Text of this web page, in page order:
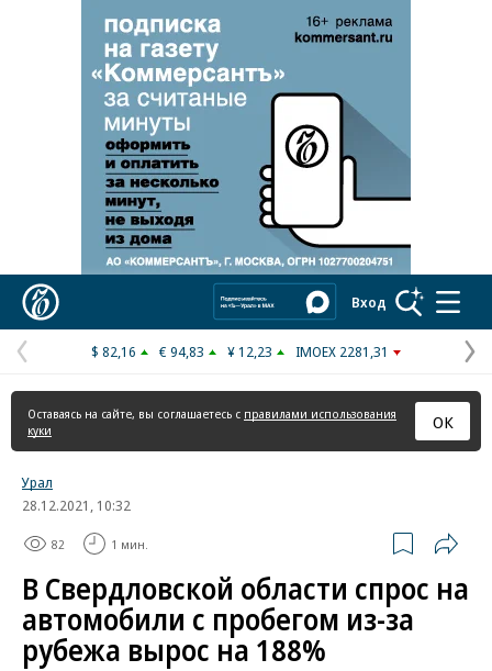
Реклама в «Ъ» www.kommersant.ru/ad
Вход
Предыдущая
страница
$ 82,16 € 94,83 ¥ 12,23 IMOEX 2281,31
Оставаясь на сайте, вы соглашаетесь с правилами использования
куки
ОК
Урал
28.12.2021, 10:32
82 1 мин.
В Свердловской области спрос на
автомобили с пробегом из-за
рубежа вырос на 188%